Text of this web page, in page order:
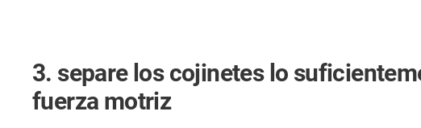
3. separe los cojinetes lo
fuerza motriz